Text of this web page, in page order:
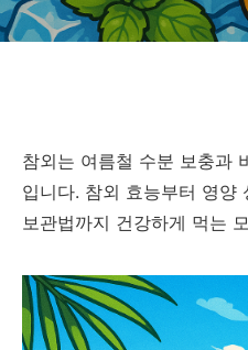
참외는 여름철 수분 보충과
입니다. 참외 효능부터 영양
보관법까지 건강하게 먹는